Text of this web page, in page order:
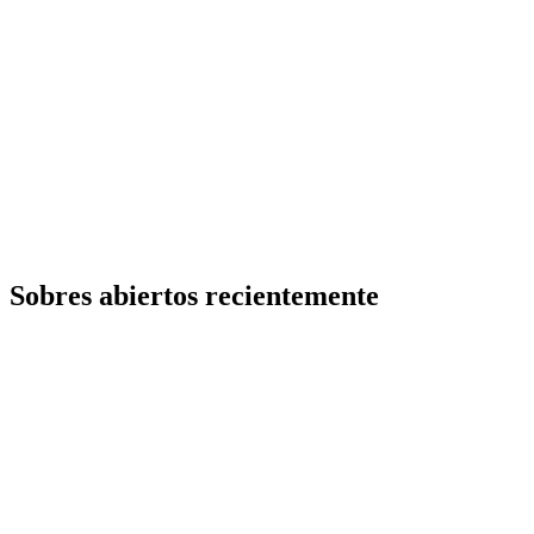
Sobres abiertos recientemente